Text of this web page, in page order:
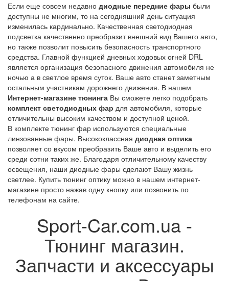
Если еще совсем недавно диодные передние фары были
доступны не многим, то на сегодняшний день ситуация
изменилась кардинально. Качественная светодиодная
подсветка качественно преобразит внешний вид Вашего авто,
но также позволит повысить безопасность транспортного
средства. Главной функцией дневных ходовых огней DRL
является организация безопасного движения автомобиля не
ночью а в светлое время суток. Ваше авто станет заметным
остальным участникам дорожнего движения. В нашем
Интернет-магазине тюнинга Вы сможете легко подобрать
комплект светодиодных фар для автомобиля, которые
отличительны высоким качеством и доступной ценой.
В комплекте тюнинг фар используются специальные
линзованные фары. Высококлассная диодная оптика
позволяет со вкусом преобразить Ваше авто и выделить его
среди сотни таких же. Благодаря отличительному качеству
освещения, наши диодные фары сделают Вашу жизнь
светлее. Купить тюнинг оптику можно в нашем интернет-
магазине просто нажав одну кнопку или позвонить по
телефонам на сайте.
Sport-Car.com.ua -
Тюнинг магазин.
Запчасти и аксессуары